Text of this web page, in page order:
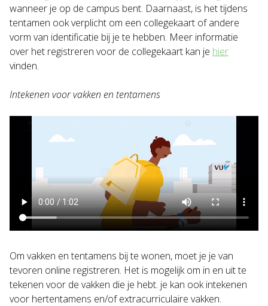
wanneer je op de campus bent. Daarnaast, is het tijdens
tentamen ook verplicht om een collegekaart of andere
vorm van identificatie bij je te hebben. Meer informatie
over het registreren voor de collegekaart kan je hier
vinden.
Intekenen voor vakken en tentamens
Om vakken en tentamens bij te wonen, moet je je van
tevoren online registreren. Het is mogelijk om in en uit te
tekenen voor de vakken die je hebt. je kan ook intekenen
voor hertentamens en/of extracurriculaire vakken.